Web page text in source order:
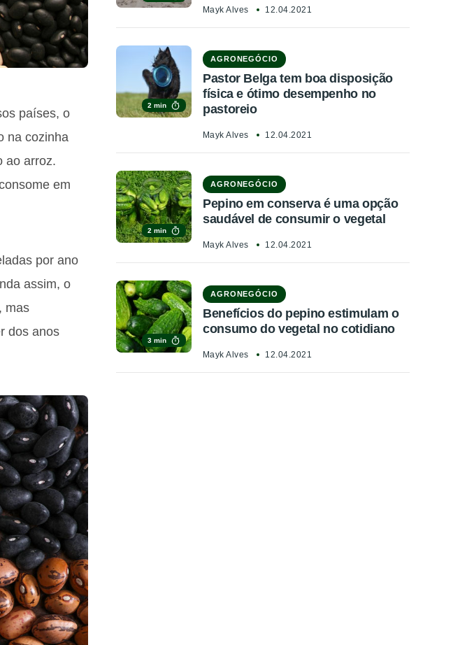
países, o
na cozinha
ao arroz.
em
por ano
assim, o
mas
dos anos
Mayk Alves 12.04.2021
2 min
AGRONEGÓCIO
Pastor Belga tem boa disposição
física e ótimo desempenho no
pastoreio
Mayk Alves 12.04.2021
2 min
AGRONEGÓCIO
Pepino em conserva é uma opção
saudável de consumir o vegetal
Mayk Alves 12.04.2021
3 min
AGRONEGÓCIO
Benefícios do pepino estimulam o
consumo do vegetal no cotidiano
Mayk Alves 12.04.2021